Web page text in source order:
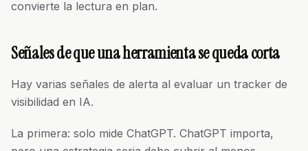
convierte la lectura en plan.
Señales de que una herramienta se queda corta
Hay varias señales de alerta al evaluar un tracker de
visibilidad en IA.
La primera: solo mide ChatGPT. ChatGPT importa,